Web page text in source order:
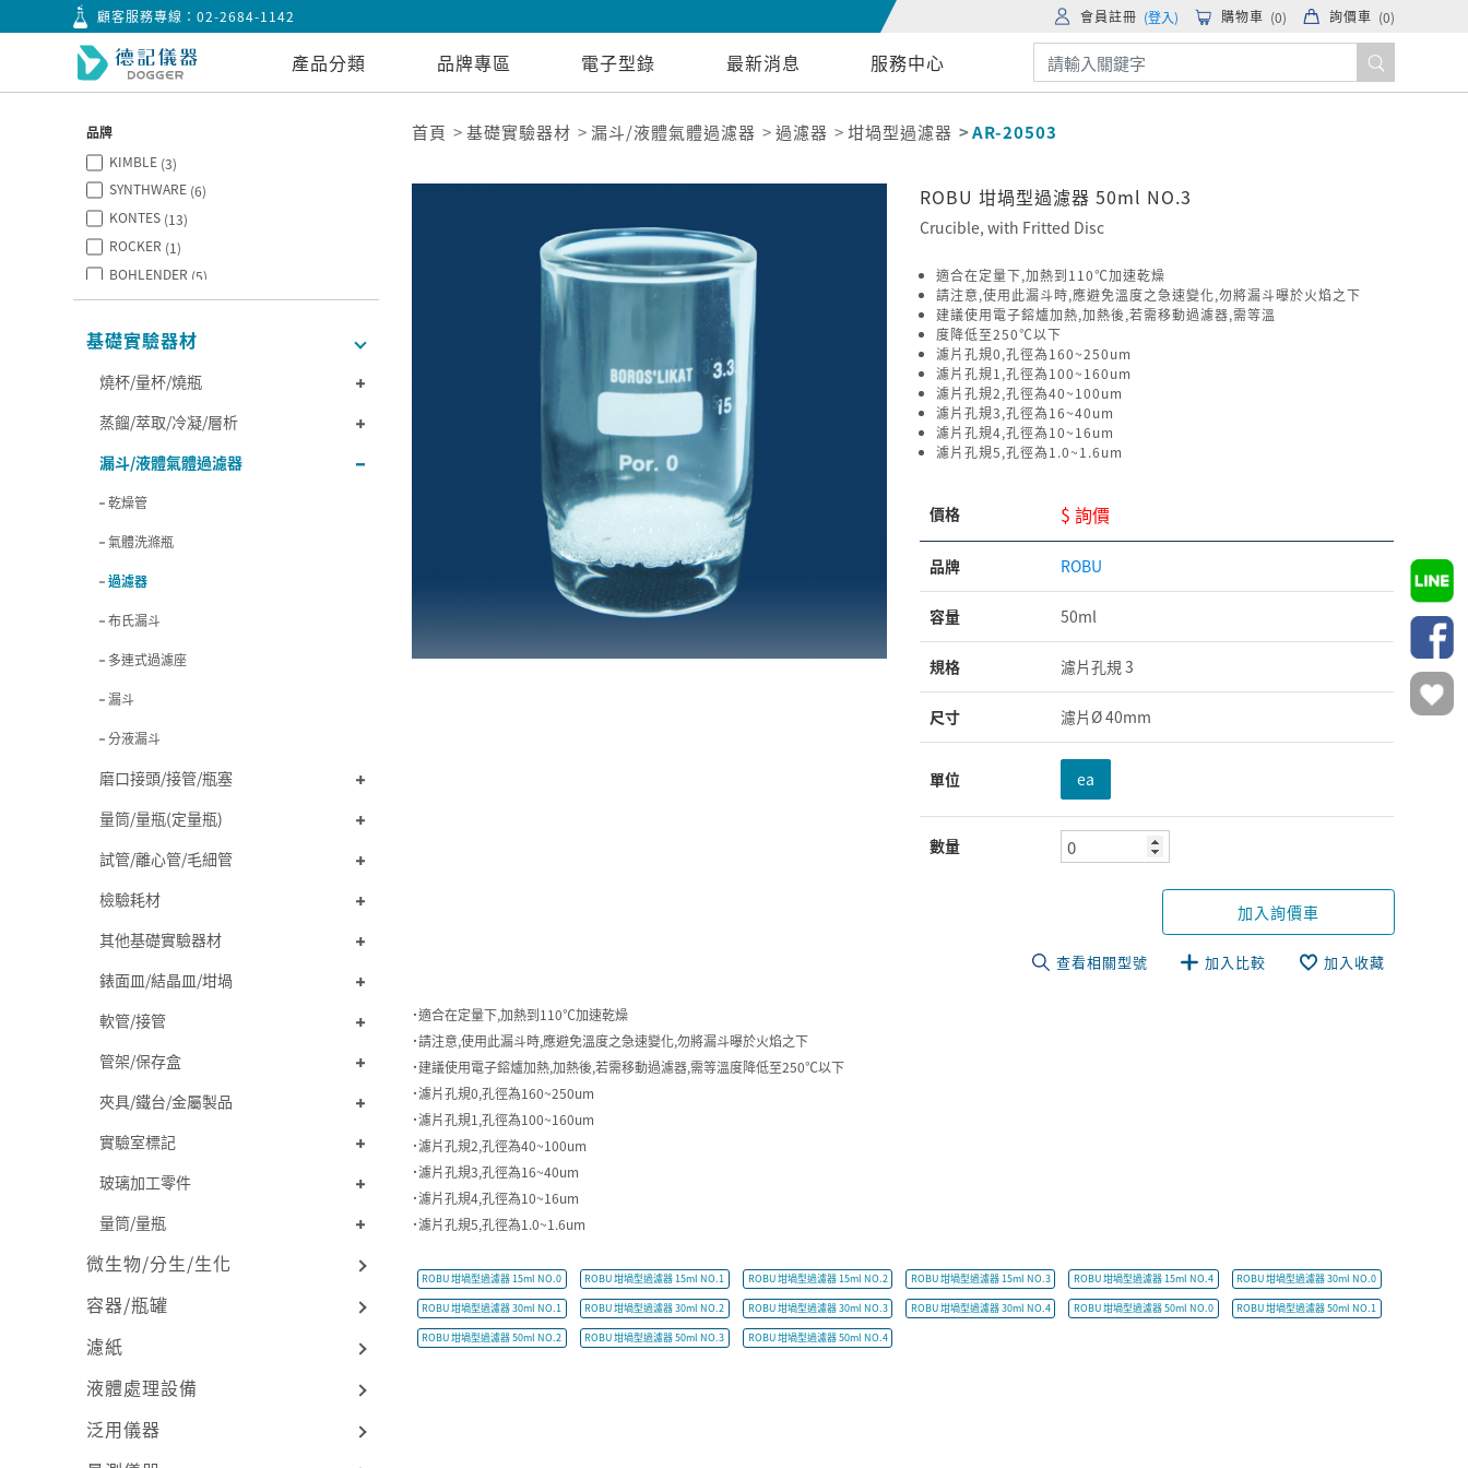
顧客服務專線：02-2684-1142 會員註冊 (登入) 購物車 (0) 詢價車 (0)
產品分類 品牌專區 電子型錄 最新消息 服務中心
品牌
KIMBLE (3)
SYNTHWARE (6)
KONTES (13)
ROCKER (1)
BOHLENDER (5)
ROBU(3)
基礎實驗器材
燒杯/量杯/燒瓶
蒸餾/萃取/冷凝/層析
漏斗/液體氣體過濾器
乾燥管
氣體洗滌瓶
過濾器
布氏漏斗
多連式過濾座
漏斗
分液漏斗
磨口接頭/接管/瓶塞
量筒/量瓶(定量瓶)
試管/離心管/毛細管
檢驗耗材
其他基礎實驗器材
錶面皿/結晶皿/坩堝
軟管/接管
管架/保存盒
夾具/鐵台/金屬製品
實驗室標記
玻璃加工零件
量筒/量瓶
微生物/分生/生化
容器/瓶罐
濾紙
液體處理設備
泛用儀器
首頁 基礎實驗器材 漏斗/液體氣體過濾器 過濾器 坩堝型過濾器 AR-20503
ROBU 坩堝型過濾器 50ml NO.3
Crucible, with Fritted Disc
適合在定量下,加熱到110℃加速乾燥
請注意,使用此漏斗時,應避免溫度之急速變化,勿將漏斗曝於火焰之下
建議使用電子鎔爐加熱,加熱後,若需移動過濾器,需等溫
度降低至250℃以下
濾片孔規0,孔徑為160~250um
濾片孔規1,孔徑為100~160um
濾片孔規2,孔徑為40~100um
濾片孔規3,孔徑為16~40um
濾片孔規4,孔徑為10~16um
濾片孔規5,孔徑為1.0~1.6um
價格 $ 詢價
品牌 ROBU
容量 50ml
規格 濾片孔規 3
尺寸 濾片Ø 40mm
單位 ea
數量
加入詢價車
查看相關型號 加入比較 加入收藏
˙適合在定量下,加熱到110℃加速乾燥
˙請注意,使用此漏斗時,應避免溫度之急速變化,勿將漏斗曝於火焰之下
˙建議使用電子鎔爐加熱,加熱後,若需移動過濾器,需等溫度降低至250℃以下
˙濾片孔規0,孔徑為160~250um
˙濾片孔規1,孔徑為100~160um
˙濾片孔規2,孔徑為40~100um
˙濾片孔規3,孔徑為16~40um
˙濾片孔規4,孔徑為10~16um
˙濾片孔規5,孔徑為1.0~1.6um
ROBU 坩堝型過濾器 15ml NO.0 ROBU 坩堝型過濾器 15ml NO.1 ROBU 坩堝型過濾器 15ml NO.2 ROBU 坩堝型過濾器 15ml NO.3 ROBU 坩堝型過濾器 15ml NO.4 ROBU 坩堝型過濾器 30ml NO.0
ROBU 坩堝型過濾器 30ml NO.1 ROBU 坩堝型過濾器 30ml NO.2 ROBU 坩堝型過濾器 30ml NO.3 ROBU 坩堝型過濾器 30ml NO.4 ROBU 坩堝型過濾器 50ml NO.0 ROBU 坩堝型過濾器 50ml NO.1
ROBU 坩堝型過濾器 50ml NO.2 ROBU 坩堝型過濾器 50ml NO.3 ROBU 坩堝型過濾器 50ml NO.4